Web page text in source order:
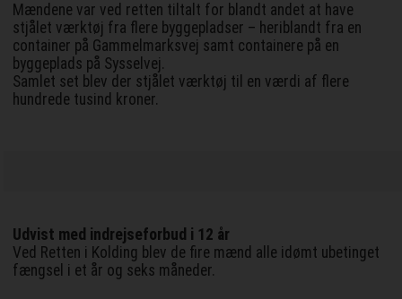
Mændene var ved retten tiltalt for blandt andet at have
stjålet værktøj fra flere byggepladser – heriblandt fra en
container på Gammelmarksvej samt containere på en
byggeplads på Sysselvej.
Samlet set blev der stjålet værktøj til en værdi af flere
hundrede tusind kroner.
Udvist med indrejseforbud i 12 år
Ved Retten i Kolding blev de fire mænd alle idømt ubetinget
fængsel i et år og seks måneder.